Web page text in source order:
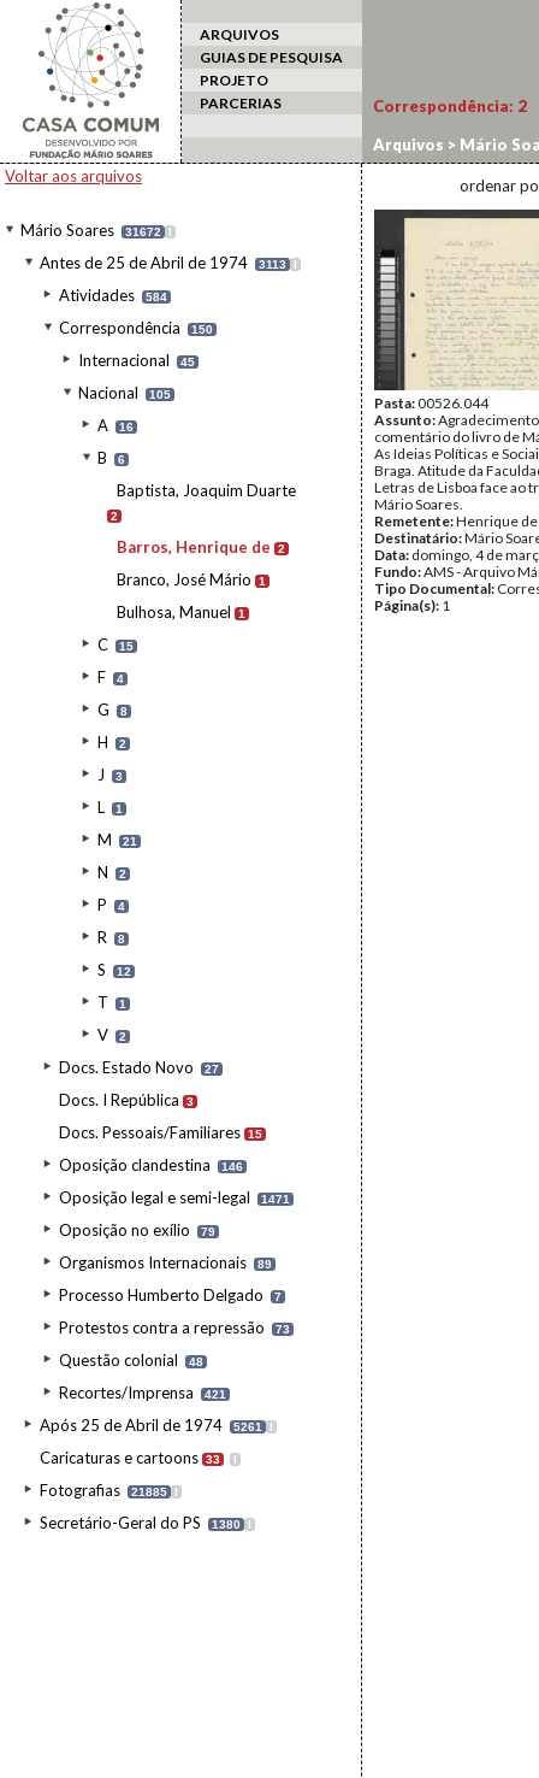
ARQUIVOS
GUIAS DE PESQUISA
PROJETO
PARCERIAS
Voltar aos arquivos
Mário Soares 31672 I
Antes de 25 de Abril de 1974 3113 I
Atividades 584
Correspondência 150
Internacional 45
Nacional 105
A 16
B 6
Baptista, Joaquim Duarte
2
Barros, Henrique de 2
Branco, José Mário 1
Bulhosa, Manuel 1
C 15
F 4
G 8
H 2
J 3
L 1
M 21
N 2
P 4
R 8
S 12
T 1
V 2
Docs. Estado Novo 27
Docs. I República 3
Docs. Pessoais/Familiares 15
Oposição clandestina 146
Oposição legal e semi-legal 1471
Oposição no exílio 79
Organismos Internacionais 89
Processo Humberto Delgado 7
Protestos contra a repressão 73
Questão colonial 48
Recortes/Imprensa 421
Após 25 de Abril de 1974 5261 I
Caricaturas e cartoons 33 I
Fotografias 21885 I
Secretário-Geral do PS 1380 I
Correspondência: 2
Arquivos > Mário
Henrique de
ordenar
Pasta:00526.044
Assunto:
comentário do livro de
As Ideias Políticas e
Braga. Atitude da
Letras de Lisboa face ao
Mário Soares.
Remetente:Henrique
Destinatário:Mário
Data: domingo, 4 de
Fundo:AMS - Arquivo
Tipo Documental:
Página(s): 1